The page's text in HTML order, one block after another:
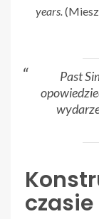
years.
Past